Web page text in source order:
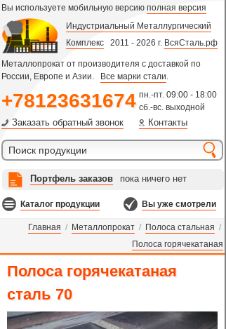
Вы используете мобильную версию полная версия
Индустриальный Металлургический
Комплекс 2011 - 2026 г. ВсяСталь.рф
Металлопрокат от производителя с доставкой по
России, Европе и Азии.
Все марки стали.
+78123631674 пн.-пт. 09:00 - 18:00
сб.-вс. выходной
Заказать обратный звонок Контакты
Портфель заказов пока ничего нет
Каталог продукции Вы уже смотрели
Главная / Металлопрокат / Полоса стальная /
Полоса горячекатаная
Полоса горячекатаная
сталь 70